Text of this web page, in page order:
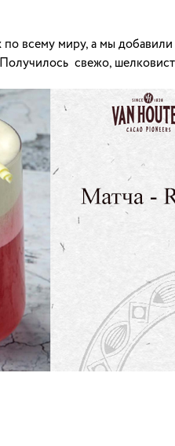
по всему миру, а мы
свежо,